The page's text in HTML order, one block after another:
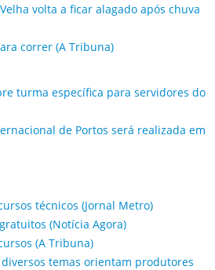
volta a ficar alagado após chuva
correr (A Tribuna)
turma específica para servidores do
de Portos será realizada em
técnicos (Jornal Metro)
(Notícia Agora)
(A Tribuna)
temas orientam produtores